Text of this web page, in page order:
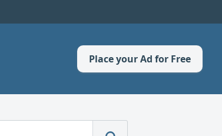
Place your Ad for Free